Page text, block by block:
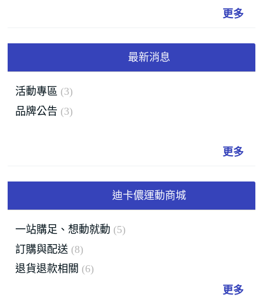
更多
最新消息
活動專區
3
品牌公告
3
更多
迪卡儂運動商城
一站購足、想動就動
5
訂購與配送
8
退貨退款相關
6
更多